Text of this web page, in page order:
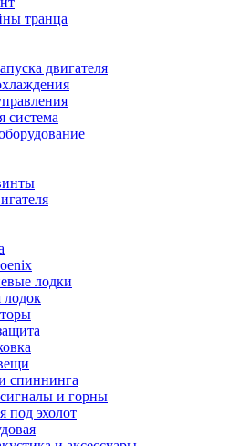
транца
двигателя
система
лодки
лодок
спиннинга
и горны
под эхолот